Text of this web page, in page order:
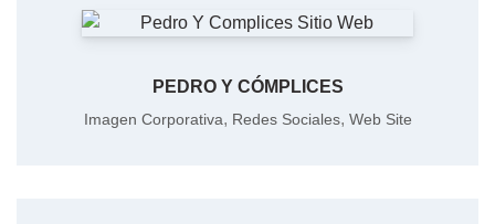
PEDRO Y CÓMPLICES
Imagen Corporativa, Redes Sociales, Web Site